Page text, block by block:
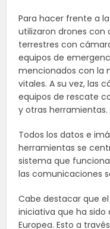
Para hacer frente a
utilizaron drones con
terrestres con
equipos de
mencionados con la
vitales. A su vez, las
equipos de rescate
y otras herramientas.
Todos los datos e
herramientas se
sistema que
las comunicaciones
Cabe destacar que el
iniciativa que ha
Europea. Esto a